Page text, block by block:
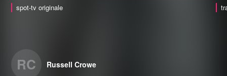
spot-tv originale
RC Russell Crowe